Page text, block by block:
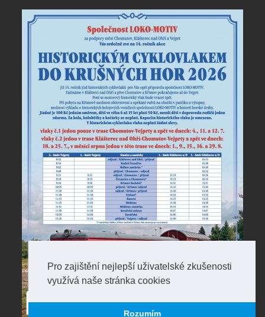
Pro zajištění nejlepší uživatelské zkušenosti
využívá naše stránka cookies
Rozumím